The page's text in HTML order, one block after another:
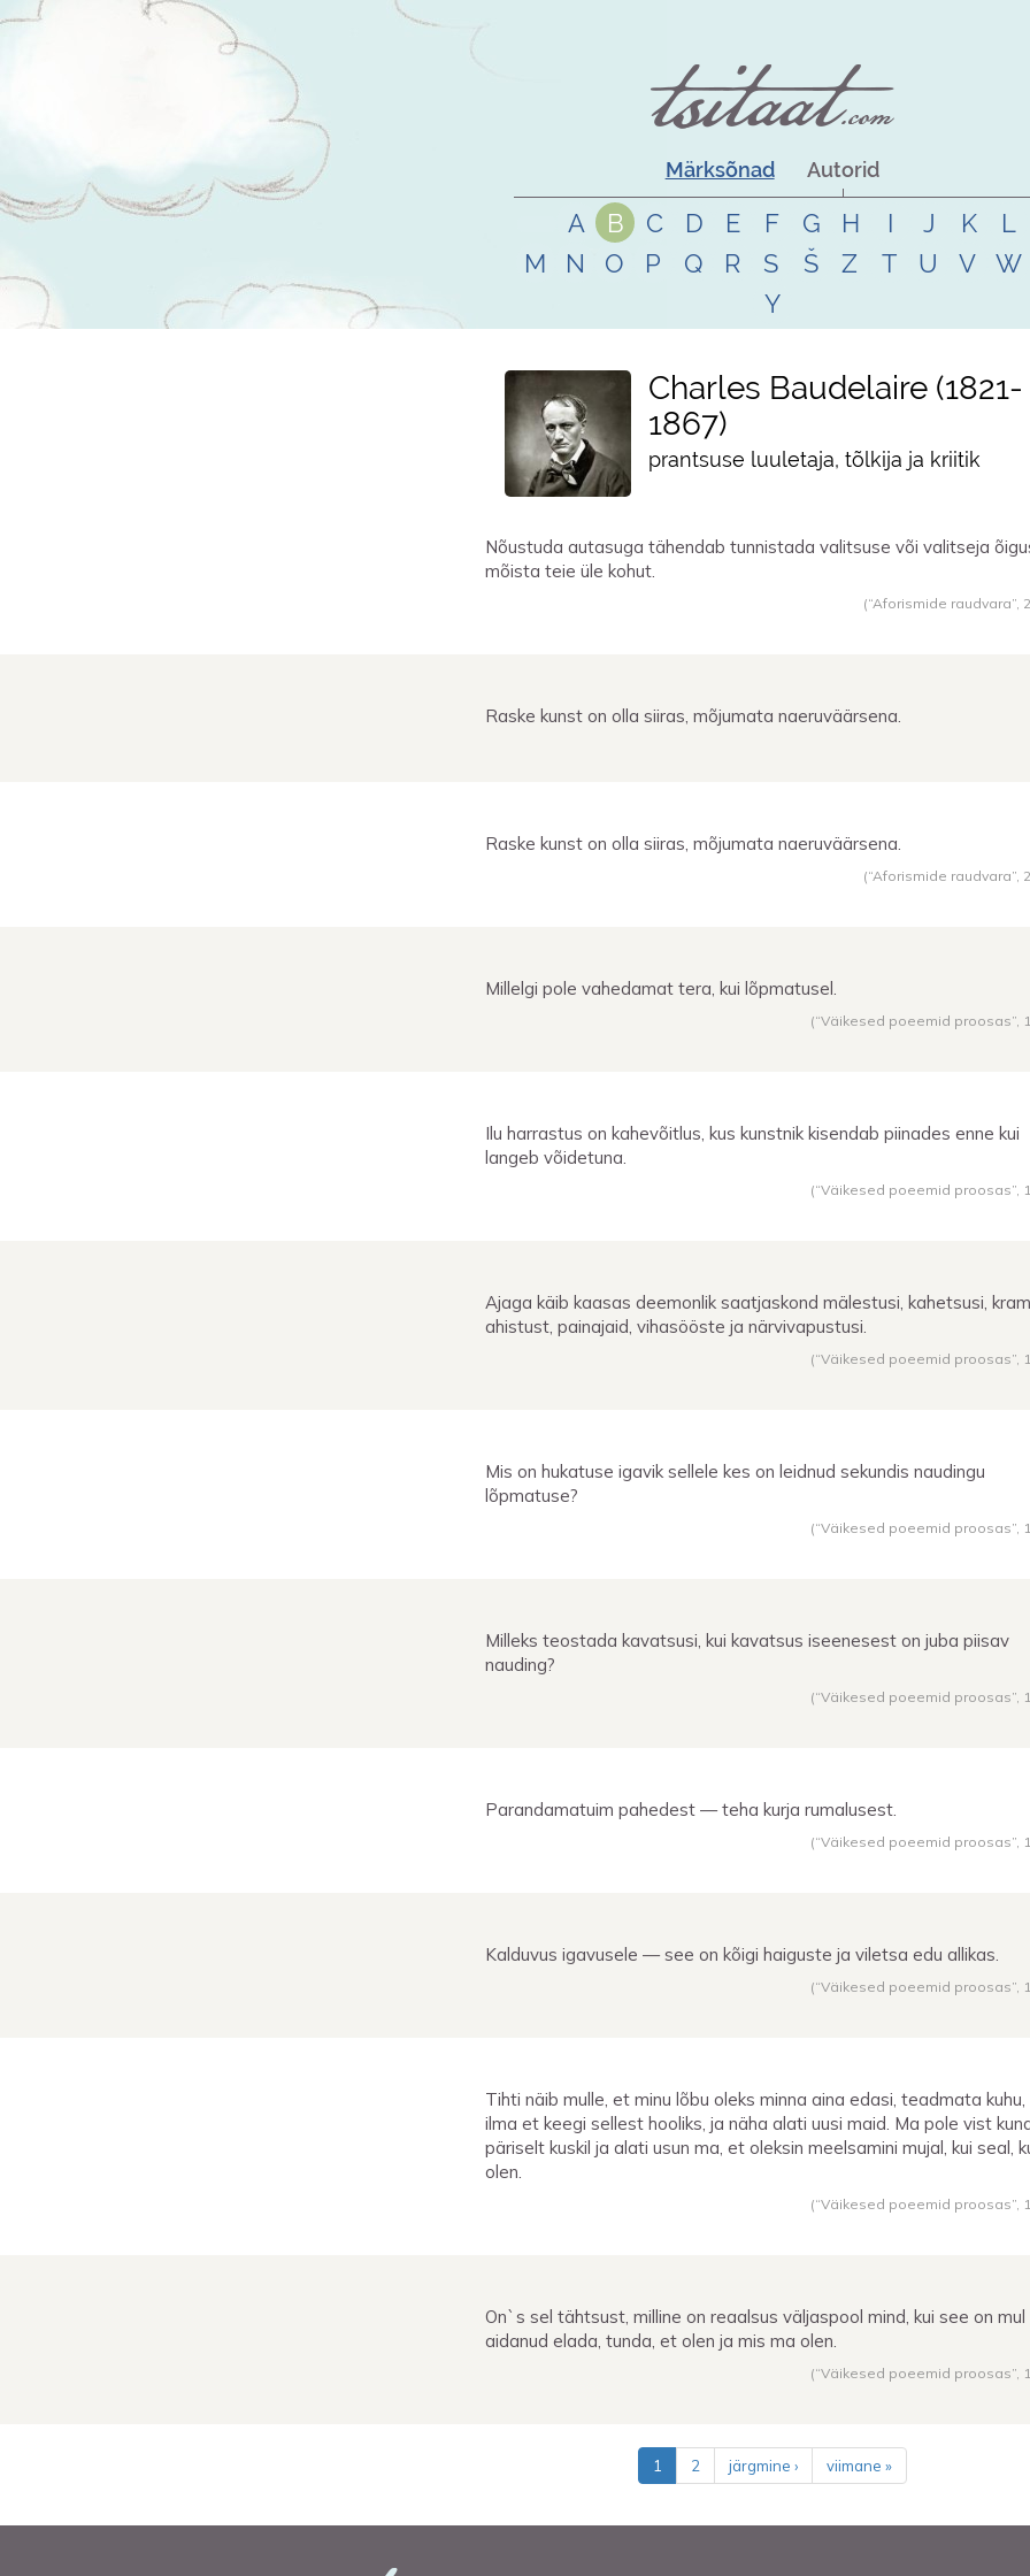
Märksõnad Autorid
A B C D E F G H I J K
L
M
N O P Q R S Š Z T U V
W
Y
Charles Baudelaire 1821-
1867
prantsuse luuletaja, tõlkija ja kriitik
Nõustuda autasuga tähendab tunnistada valitsuse või valitseja
mõista teie üle kohut.
(“Aforismide raudvara”,
Raske kunst on olla siiras, mõjumata naeruväärsena.
Raske kunst on olla siiras, mõjumata naeruväärsena.
(“Aforismide raudvara”,
Millelgi pole vahedamat tera, kui lõpmatusel.
(“Väikesed poeemid proosas”,
Ilu harrastus on kahevõitlus, kus kunstnik kisendab piinades enne kui
langeb võidetuna.
(“Väikesed poeemid proosas”,
Ajaga käib kaasas deemonlik saatjaskond mälestusi, kahetsusi,
ahistust, painajaid, vihasööste ja närvivapustusi.
(“Väikesed poeemid proosas”,
Mis on hukatuse igavik sellele kes on leidnud sekundis naudingu
lõpmatuse?
(“Väikesed poeemid proosas”,
Milleks teostada kavatsusi, kui kavatsus iseenesest on juba piisav
nauding?
(“Väikesed poeemid proosas”,
Parandamatuim pahedest — teha kurja rumalusest.
(“Väikesed poeemid proosas”,
Kalduvus igavusele — see on kõigi haiguste ja viletsa edu allikas.
(“Väikesed poeemid proosas”,
Tihti näib mulle, et minu lõbu oleks minna aina edasi, teadmata kuhu,
ilma et keegi sellest hooliks, ja näha alati uusi maid. Ma pole vist
päriselt kuskil ja alati usun ma, et oleksin meelsamini mujal, kui seal,
olen.
(“Väikesed poeemid proosas”,
On`s sel tähtsust, milline on reaalsus väljaspool mind, kui see on mul
aidanud elada, tunda, et olen ja mis ma olen.
(“Väikesed poeemid proosas”,
1 2 järgmine › viimane »